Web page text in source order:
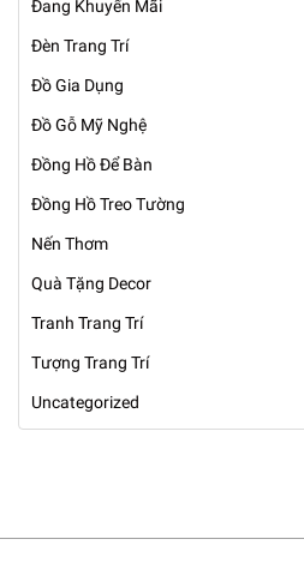
Đang Khuyến Mãi
Đèn Trang Trí
Đồ Gia Dụng
Đồ Gỗ Mỹ Nghệ
Đồng Hồ Để Bàn
Đồng Hồ Treo Tường
Nến Thơm
Quà Tặng Decor
Tranh Trang Trí
Tượng Trang Trí
Uncategorized